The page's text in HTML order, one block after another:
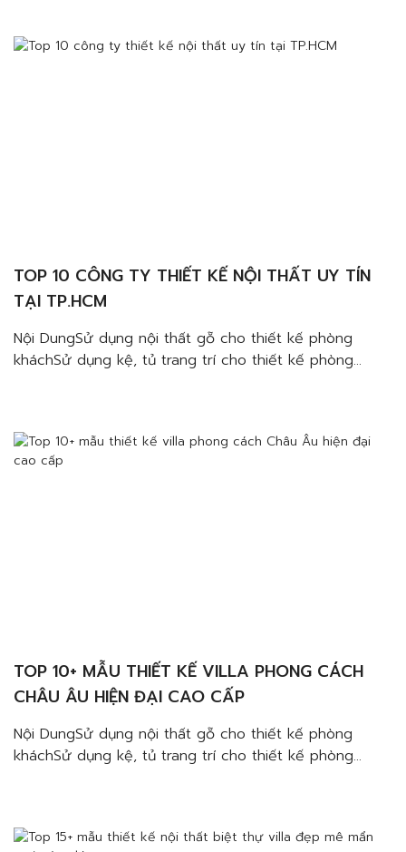
phòng khách Nhiều gia đình hiện nay […]
TOP 10 CÔNG TY THIẾT KẾ NỘI THẤT UY TÍN
TẠI TP.HCM
Nội DungSử dụng nội thất gỗ cho thiết kế phòng
kháchSử dụng kệ, tủ trang trí cho thiết kế phòng
phòng khách Nếu bạn đang tìm kiếm […]
TOP 10+ MẪU THIẾT KẾ VILLA PHONG CÁCH
CHÂU ÂU HIỆN ĐẠI CAO CẤP
Nội DungSử dụng nội thất gỗ cho thiết kế phòng
kháchSử dụng kệ, tủ trang trí cho thiết kế phòng
phòng khách Top 10+ mẫu thiết kế […]